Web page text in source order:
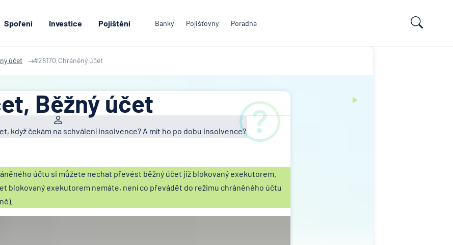
Spoření Investice Pojištění Banky Pojišťovny Poradna
účet #28170,Chráněný účet
Běžný účet
když čekám na schválení insolvence? A mít ho po dobu insolvence?
účtu si můžete nechat převést běžný účet již blokovaný exekutorem.
blokovaný exekutorem nemáte, není co převádět do režimu chráněného účtu